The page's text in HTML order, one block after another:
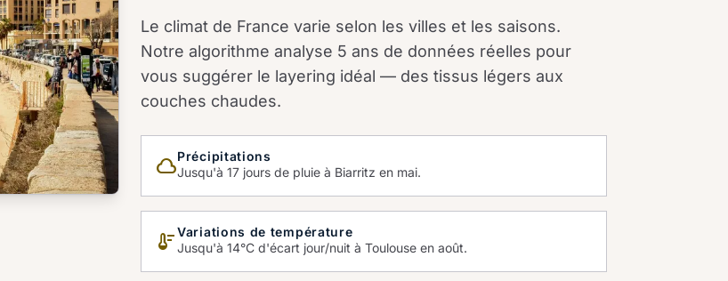
Le climat de France varie selon les villes et les saisons.
Notre algorithme analyse 5 ans de données réelles pour
vous suggérer le layering idéal — des tissus légers aux
couches chaudes.
cloud_queuePrécipitations
Jusqu'à 17 jours de pluie à Biarritz en mai.
thermostatVariations de température
Jusqu'à 14°C d'écart jour/nuit à Toulouse en août.